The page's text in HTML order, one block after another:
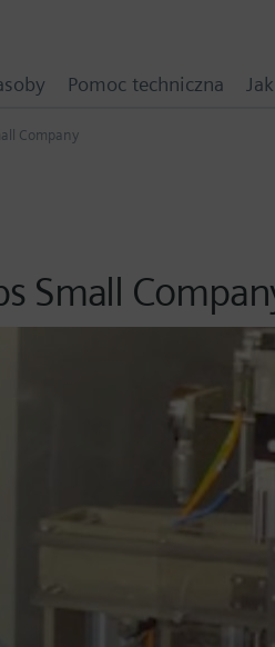
Company
Small
Pomoc techniczna